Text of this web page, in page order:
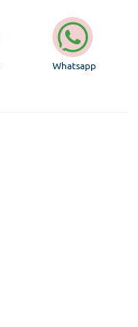
Whatsapp